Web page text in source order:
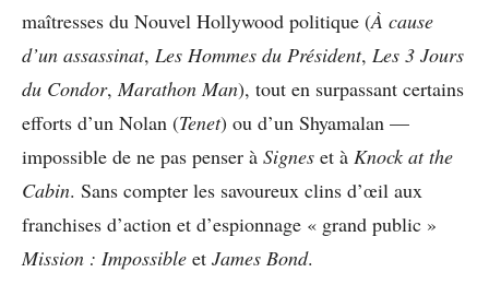
maîtresses du Nouvel Hollywood politique (À cause
d’un assassinat, Les Hommes du Président, Les 3 Jours
du Condor,Marathon Man), tout en surpassant certains
efforts d’un Nolan (Tenet) ou d’un Shyamalan —
impossible de ne pas penser à Signes et à Knock at the
Cabin. Sans compter les savoureux clins d’œil aux
franchises d’action et d’espionnage « grand public »
Mission : Impossible et James Bond.